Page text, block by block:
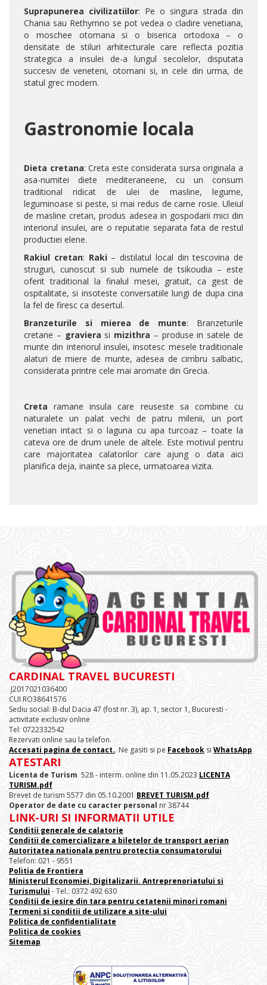
Suprapunerea civilizatiilor: Pe o singura strada din
Chania sau Rethymno se pot vedea o cladire venetiana,
o moschee otomana si o biserica ortodoxa – o
densitate de stiluri arhitecturale care reflecta pozitia
strategica a insulei de-a lungul secolelor, disputata
succesiv de veneteni, otomani si, in cele din urma, de
statul grec modern.
Gastronomie locala
Dieta cretana: Creta este considerata sursa originala a
asa-numitei diete mediteraneene, cu un consum
traditional ridicat de ulei de masline, legume,
leguminoase si peste, si mai redus de carne rosie. Uleiul
de masline cretan, produs adesea in gospodarii mici din
interiorul insulei, are o reputatie separata fata de restul
productiei elene.
Rakiul cretan: Raki– distilatul local din tescovina de
struguri, cunoscut si sub numele de tsikoudia – este
oferit traditional la finalul mesei, gratuit, ca gest de
ospitalitate, si insoteste conversatiile lungi de dupa cina
la fel de firesc ca desertul.
Branzeturile si mierea de munte: Branzeturile
cretane – graviera si mizithra – produse in satele de
munte din interiorul insulei, insotesc mesele traditionale
alaturi de miere de munte, adesea de cimbru salbatic,
considerata printre cele mai aromate din Grecia.
Creta ramane insula care reuseste sa combine cu
naturalete un palat vechi de patru milenii, un port
venetian intact si o laguna cu apa turcoaz – toate la
cateva ore de drum unele de altele. Este motivul pentru
care majoritatea calatorilor care ajung o data aici
planifica deja, inainte sa plece, urmatoarea vizita.
CARDINAL TRAVEL BUCURESTI
J2017021036400
CUI RO38641576
Sediu social: B-dul Dacia 47 (fost nr. 3), ap. 1, sector 1, Bucuresti -
activitate exclusiv online
Tel: 0722332542
Rezervati online sau la telefon.
Accesati pagina de contact.. Ne gasiti si pe Facebook si WhatsApp
ATESTARI
Licenta de Turism 528 - interm. online din 11.05.2023 LICENTA
TURISM.pdf
Brevet de turism 5577 din 05.10.2001 BREVET TURISM.pdf
Operator de date cu caracter personal nr 38744
LINK-URI SI INFORMATII UTILE
Conditii generale de calatorie
Conditii de comercializare a biletelor de transport aerian
Autoritatea nationala pentru protectia consumatorului
Telefon: 021 - 9551
Politia de Frontiera
Ministerul Economiei, Digitalizarii. Antreprenoriatului si
Turismului - Tel.: 0372 492 630
Conditii de iesire din tara pentru cetatenii minori romani
Termeni si conditii de utilizare a site-ului
Politica de confidentialitate
Politica de cookies
Sitemap